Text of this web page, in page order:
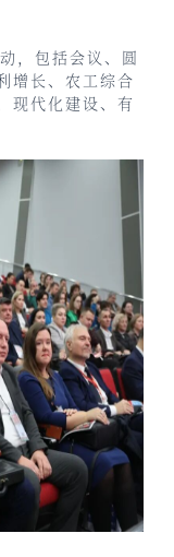
，包括会议、圆
增长、农工综合
现代化建设、有